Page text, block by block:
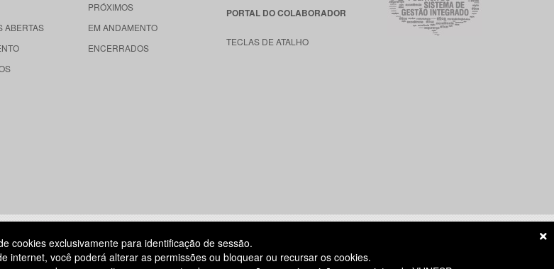
ABERTAS
PRÓXIMOS
EM ANDAMENTO
ENCERRADOS
PORTAL DO COLABORADOR
TECLAS DE ATALHO
cookies exclusivamente para identificação de sessão.
internet, você poderá alterar as permissões ou bloquear ou recursar os cookies.